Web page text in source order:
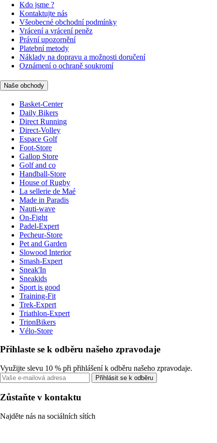
Kdo jsme ?
Kontaktujte nás
Všeobecné obchodní podmínky
Vrácení a vrácení peněz
Právní upozornění
Platební metody
Náklady na dopravu a možnosti doručení
Oznámení o ochraně soukromí
Naše obchody
Basket-Center
Daily Bikers
Direct Running
Direct-Volley
Espace Golf
Foot-Store
Gallop Store
Golf and co
Handball-Store
House of Rugby
La sellerie de Maé
Made in Paradis
Nauti-wave
On-Fight
Padel-Expert
Pecheur-Store
Pet and Garden
Slowood Interior
Smash-Expert
Sneak'In
Sneakids
Sport is good
Training-Fit
Trek-Expert
Triathlon-Expert
TripnBikers
Vélo-Store
Přihlaste se k odběru našeho zpravodaje
Využijte slevu 10 % při přihlášení k odběru našeho zpravodaje.
Přihlásit se k odběru
Zůstaňte v kontaktu
Najděte nás na sociálních sítích